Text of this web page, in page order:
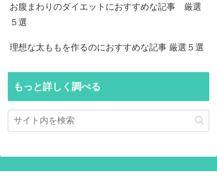
お腹まわりのダイエットにおすすめな記事 厳選
５選
理想な太ももを作るのにおすすめな記事 厳選５選
もっと詳しく調べる